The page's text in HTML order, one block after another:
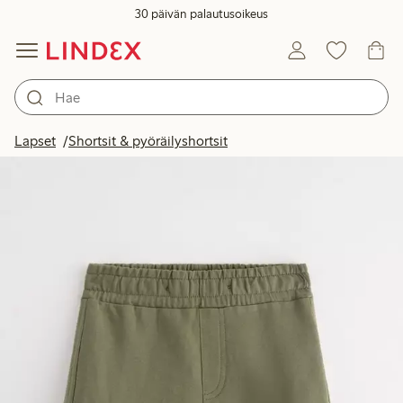
30 päivän palautusoikeus
Lapset Shortsit & pyöräilyshortsit